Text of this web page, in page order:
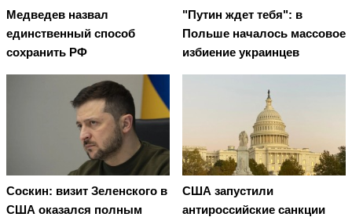
Медведев назвал
единственный способ
сохранить РФ
"Путин ждет тебя": в
Польше началось массовое
избиение украинцев
Соскин: визит Зеленского в
США оказался полным
США запустили
антироссийские санкции